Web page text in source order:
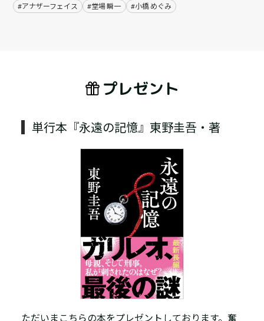
#アナザーフェイス #堂場 瞬一 #小橋 めぐみ
プレゼント
単行本『永遠の記憶』東野圭吾・著
ただいまこちらの本をプレゼントしております。奮